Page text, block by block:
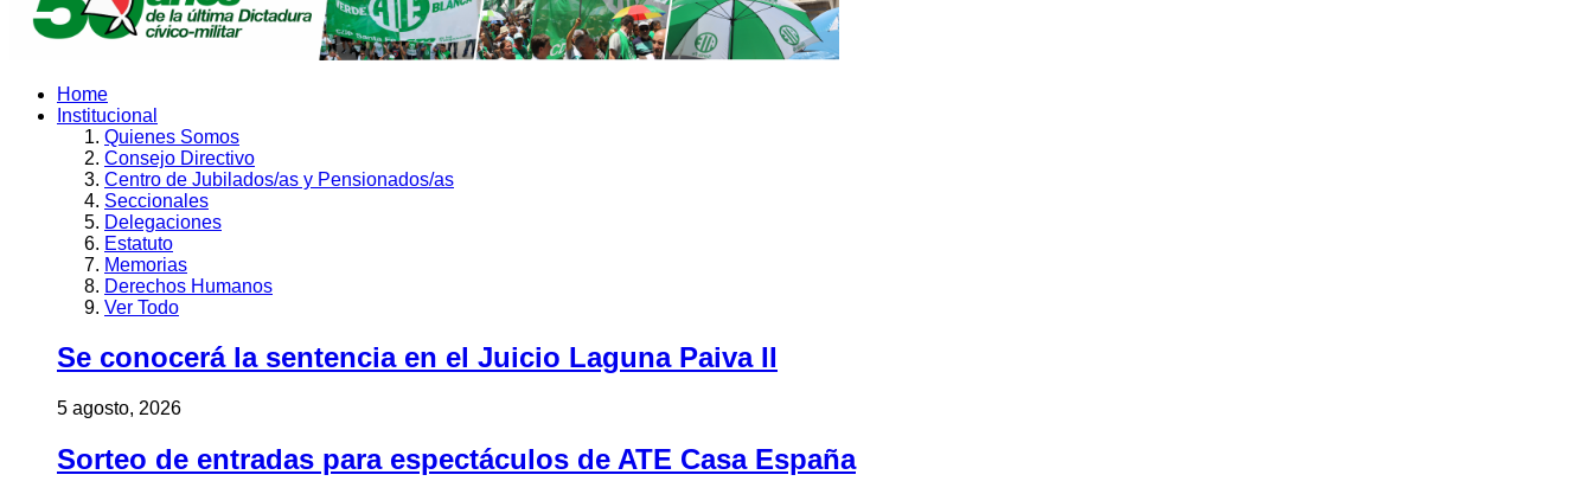
Home
Institucional
Quienes Somos
Consejo Directivo
Centro de Jubilados/as y Pensionados/as
Seccionales
Delegaciones
Estatuto
Memorias
Derechos Humanos
Ver Todo
Se conocerá la sentencia en el Juicio Laguna Paiva II
5 agosto, 2026
Sorteo de entradas para espectáculos de ATE Casa España